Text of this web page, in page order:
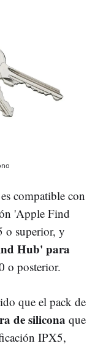
compatible con
'Apple Find
o superior, y
Hub' para
o posterior.
que el pack de
de silicona que
IPX5,